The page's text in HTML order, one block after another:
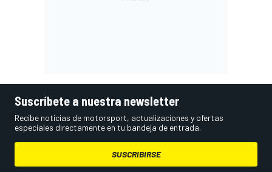
Suscríbete a nuestra newsletter
Recibe noticias de motorsport, actualizaciones y ofertas
especiales directamente en tu bandeja de entrada.
SUSCRIBIRSE